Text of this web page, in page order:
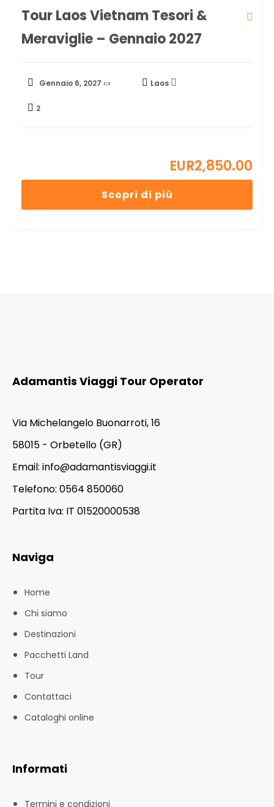
Tour Laos Vietnam Tesori &
Meraviglie – Gennaio 2027
Gennaio 6, 2027 Laos
2
EUR2,850.00
Scopri di più
Adamantis Viaggi Tour Operator
Via Michelangelo Buonarroti, 16
58015 - Orbetello (GR)
Email: info@adamantisviaggi.it
Telefono: 0564 850060
Partita Iva: IT 01520000538
Naviga
Home
Chi siamo
Destinazioni
Pacchetti Land
Tour
Contattaci
Cataloghi online
Informati
Termini e condizioni